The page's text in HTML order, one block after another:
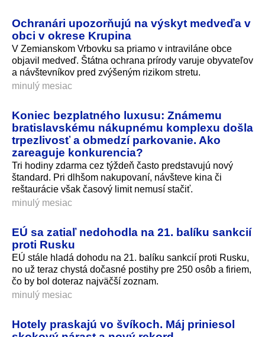
Ochranári upozorňujú na výskyt medveďa v
obci v okrese Krupina
V Zemianskom Vrbovku sa priamo v intraviláne obce
objavil medveď. Štátna ochrana prírody varuje obyvateľov
a návštevníkov pred zvýšeným rizikom stretu.
minulý mesiac
Koniec bezplatného luxusu: Známemu
bratislavskému nákupnému komplexu došla
trpezlivosť a obmedzí parkovanie. Ako
zareaguje konkurencia?
Tri hodiny zdarma cez týždeň často predstavujú nový
štandard. Pri dlhšom nakupovaní, návšteve kina či
reštaurácie však časový limit nemusí stačiť.
minulý mesiac
EÚ sa zatiaľ nedohodla na 21. balíku sankcií
proti Rusku
EÚ stále hladá dohodu na 21. balíku sankcií proti Rusku,
no už teraz chystá dočasné postihy pre 250 osôb a firiem,
čo by bol doteraz najväčší zoznam.
minulý mesiac
Hotely praskajú vo švíkoch. Máj priniesol